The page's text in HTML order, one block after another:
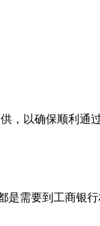
，以确保顺利通
需要到工商银行